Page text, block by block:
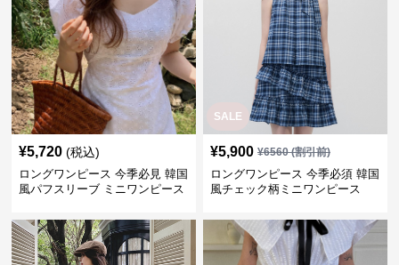
¥5,720 (税込)
ロングワンピース 今季必見 韓国
風パフスリーブ ミニワンピース
SALE
¥5,900 ¥6560(割引前)
ロングワンピース 今季必須 韓国
風チェック柄ミニワンピース